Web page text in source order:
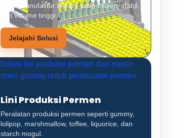
untuk manufaktur bakery yang efisien, stabil,
dan volume tinggi.
Jelajahi Solusi
Lini Produksi Permen
Peralatan produksi permen seperti gummy,
lolipop, marshmallow, toffee, liquorice, dan
starch mogul.